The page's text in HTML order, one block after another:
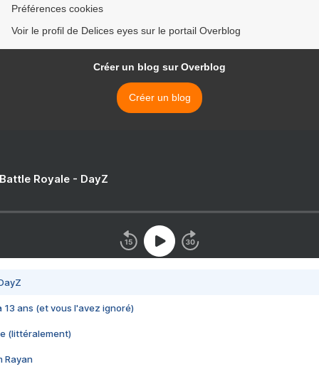
Préférences cookies
Voir le profil de Delices eyes sur le portail Overblog
Créer un blog sur Overblog
Créer un blog
Royale - DayZ
13 ans (et vous l'avez ignoré)
(littéralement)
Rayan